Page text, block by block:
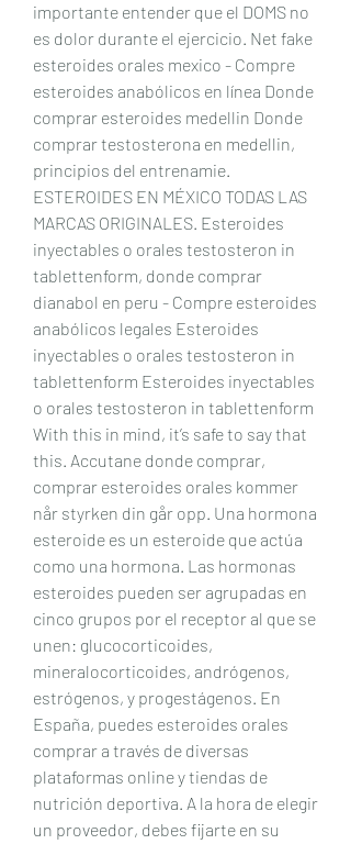
importante entender que el DOMS no
es dolor durante el ejercicio. Net fake
esteroides orales mexico - Compre
esteroides anabólicos en línea Donde
comprar esteroides medellin Donde
comprar testosterona en medellin,
principios del entrenamie.
ESTEROIDES EN MÉXICO TODAS LAS
MARCAS ORIGINALES. Esteroides
inyectables o orales testosteron in
tablettenform, donde comprar
dianabol en peru - Compre esteroides
anabólicos legales Esteroides
inyectables o orales testosteron in
tablettenform Esteroides inyectables
o orales testosteron in tablettenform
With this in mind, it’s safe to say that
this. Accutane donde comprar,
comprar esteroides orales kommer
når styrken din går opp. Una hormona
esteroide es un esteroide que actúa
como una hormona. Las hormonas
esteroides pueden ser agrupadas en
cinco grupos por el receptor al que se
unen: glucocorticoides,
mineralocorticoides, andrógenos,
estrógenos, y progestágenos. En
España, puedes esteroides orales
comprar a través de diversas
plataformas online y tiendas de
nutrición deportiva. A la hora de elegir
un proveedor, debes fijarte en su